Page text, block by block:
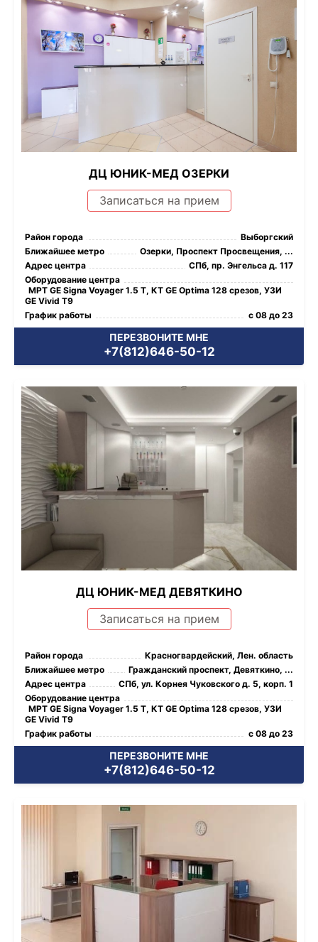
ДЦ ЮНИК-МЕД ОЗЕРКИ
Записаться на прием
Район города
Выборгский
Ближайшее метро
Озерки, Проспект Просвещения, ...
Адрес центра
СПб, пр. Энгельса д. 117
Оборудование центра
МРТ GE Signa Voyager 1.5 Т, КТ GE Optima 128 срезов, УЗИ
GE Vivid T9
График работы
с 08 до 23
ПЕРЕЗВОНИТЕ МНЕ
+7(812)646-50-12
ДЦ ЮНИК-МЕД ДЕВЯТКИНО
Записаться на прием
Район города
Красногвардейский, Лен. область
Ближайшее метро
Гражданский проспект, Девяткино, ...
Адрес центра
СПб, ул. Корнея Чуковского д. 5, корп. 1
Оборудование центра
МРТ GE Signa Voyager 1.5 Т, КТ GE Optima 128 срезов, УЗИ
GE Vivid T9
График работы
с 08 до 23
ПЕРЕЗВОНИТЕ МНЕ
+7(812)646-50-12